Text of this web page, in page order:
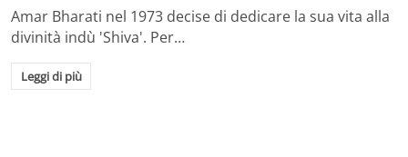
Amar Bharati nel 1973 decise di dedicare la sua vita alla
divinità indù 'Shiva'. Per…
Leggi di più